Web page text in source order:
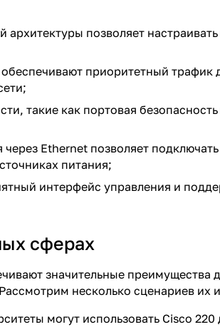
позволяет
обеспечивают приоритетный
такие как портовая
Ethernet позволяет
питания;
интерфейс управления и
сферах
значительные
несколько сценариев их
могут использовать Cisco